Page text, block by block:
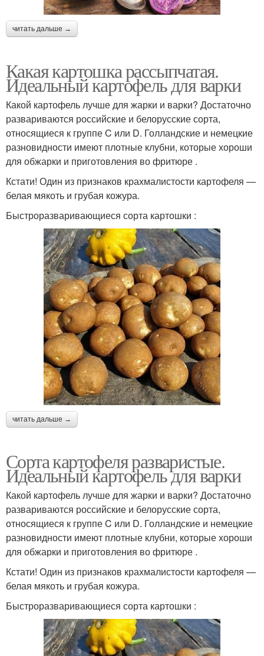
читать дальше →
Какая картошка рассыпчатая.
Идеальный картофель для варки
Какой картофель лучше для жарки и варки? Достаточно
развариваются российские и белорусские сорта,
относящиеся к группе C или D. Голландские и немецкие
разновидности имеют плотные клубни, которые хороши
для обжарки и приготовления во фритюре .
Кстати! Один из признаков крахмалистости картофеля —
белая мякоть и грубая кожура.
Быстроразваривающиеся сорта картошки :
читать дальше →
Сорта картофеля разваристые.
Идеальный картофель для варки
Какой картофель лучше для жарки и варки? Достаточно
развариваются российские и белорусские сорта,
относящиеся к группе C или D. Голландские и немецкие
разновидности имеют плотные клубни, которые хороши
для обжарки и приготовления во фритюре .
Кстати! Один из признаков крахмалистости картофеля —
белая мякоть и грубая кожура.
Быстроразваривающиеся сорта картошки :